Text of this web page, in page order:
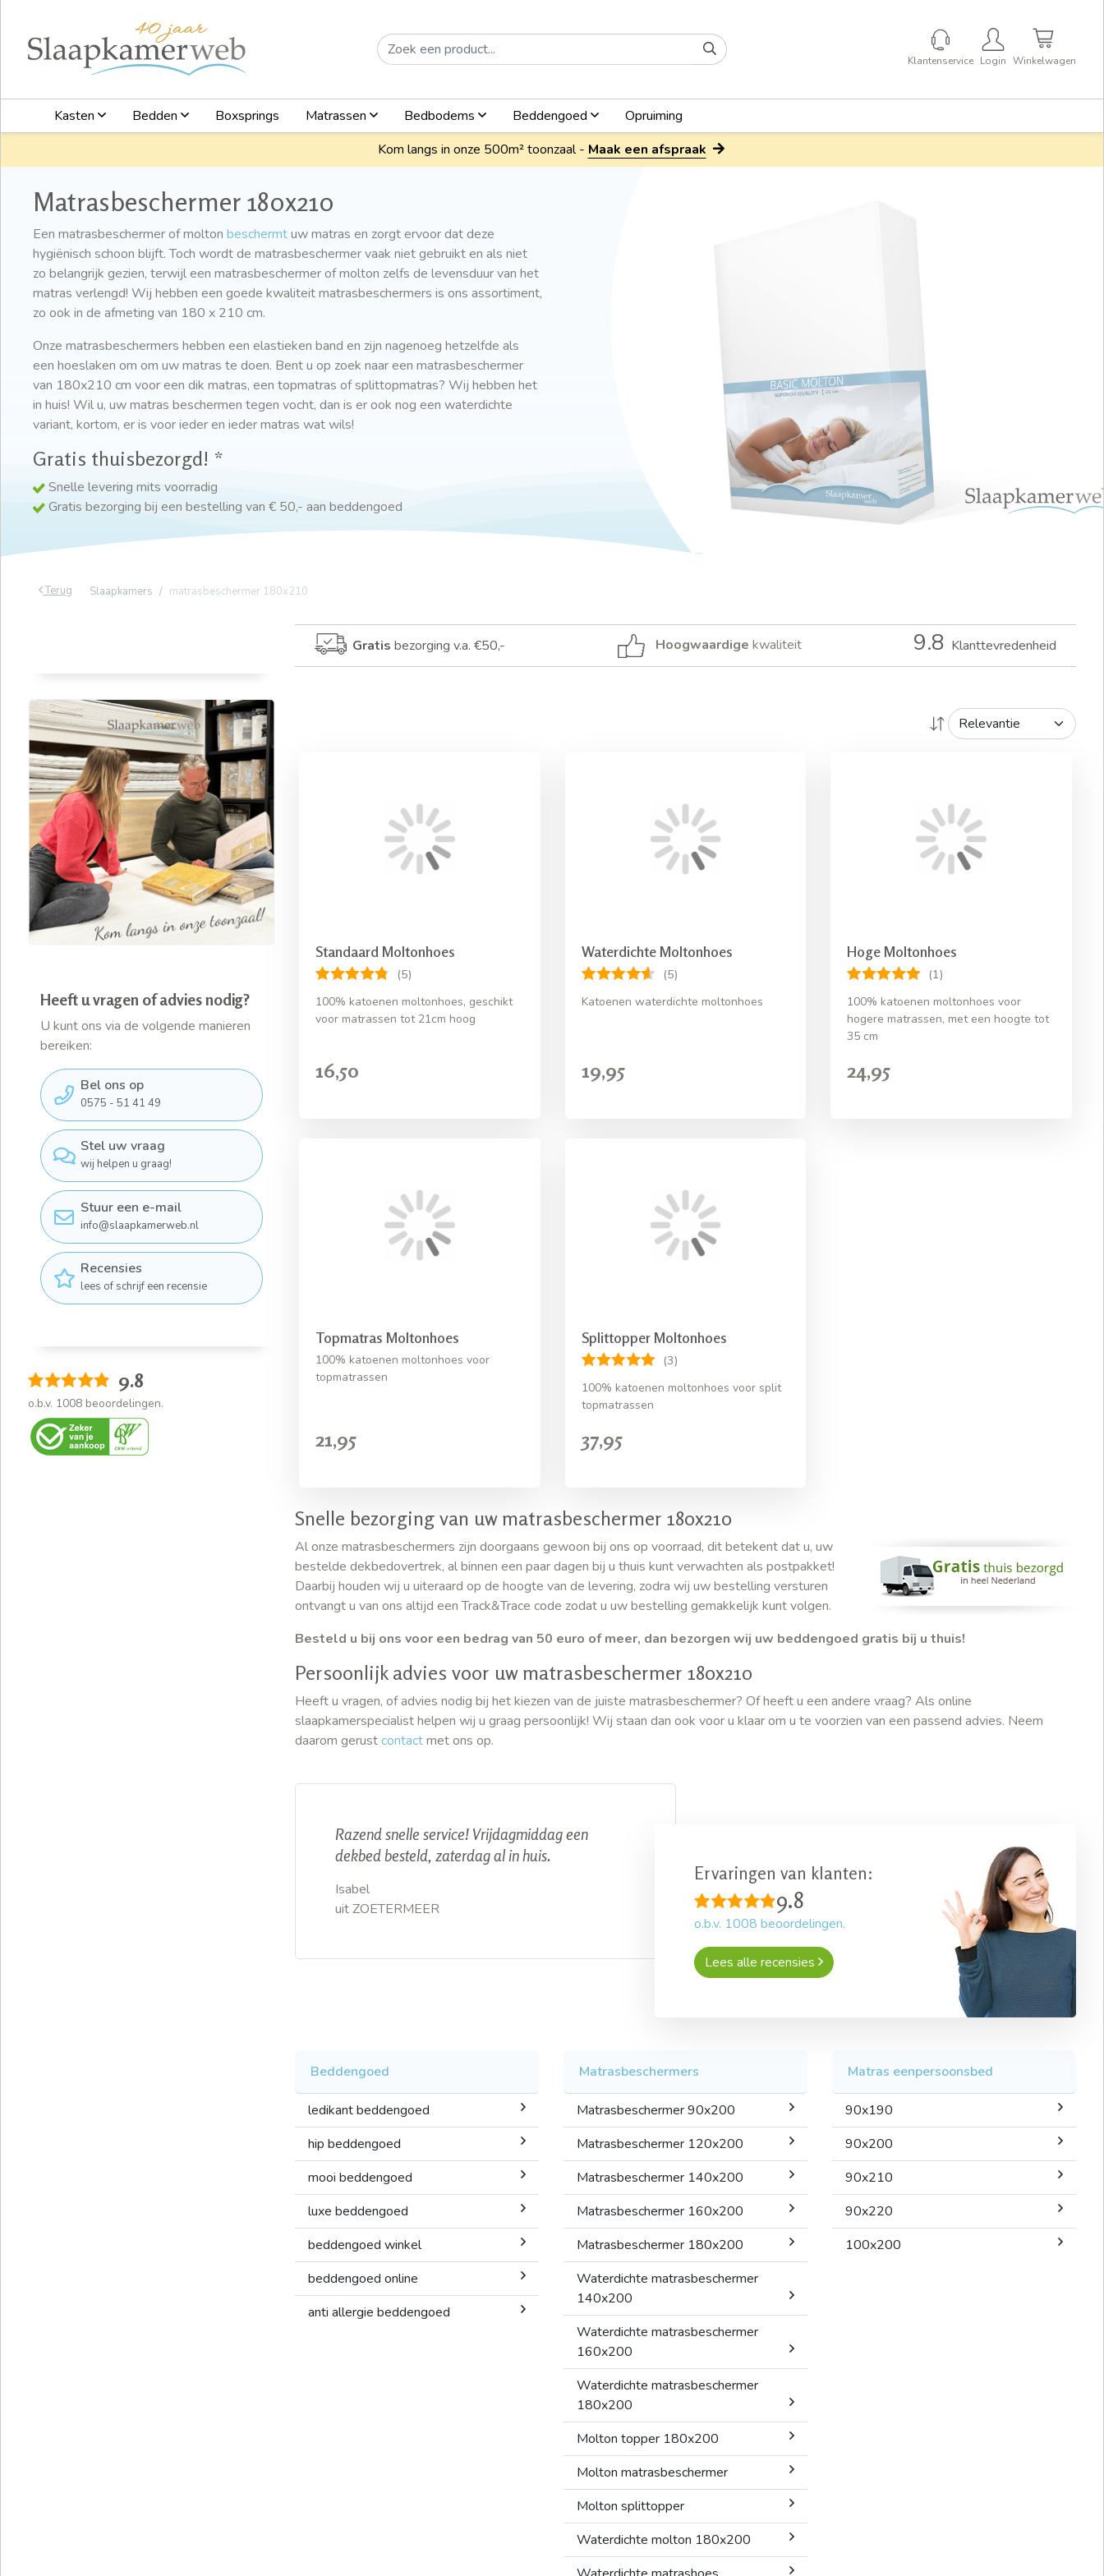
Klantenservice Login Winkelwagen
Kasten Bedden Boxsprings Matrassen Bedbodems Beddengoed
Opruiming
Kom langs in onze 500m² toonzaal - Maak een afspraak
Matrasbeschermer 180x210
Een matrasbeschermer of molton beschermtuw matras en zorgt ervoor dat deze
hygiënisch schoon blijft. Toch wordt de matrasbeschermer vaak niet gebruikt en als niet
zo belangrijk gezien, terwijl een matrasbeschermer of molton zelfs de levensduur van het
matras verlengd! Wij hebben een goede kwaliteit matrasbeschermers is ons assortiment,
zo ook in de afmeting van 180 x 210 cm.
Onze matrasbeschermers hebben een elastieken band en zijn nagenoeg hetzelfde als
een hoeslaken om om uw matras te doen. Bent u op zoek naar een matrasbeschermer
van 180x210 cm voor een dik matras, een topmatras of splittopmatras? Wij hebben het
in huis! Wil u, uw matras beschermen tegen vocht, dan is er ook nog een waterdichte
variant, kortom, er is voor ieder en ieder matras wat wils!
Gratis thuisbezorgd! *
Snelle levering mits voorradig
Gratis bezorging bij een bestelling van € 50,- aan beddengoed
Terug Slaapkamers matrasbeschermer 180x210
Heeft u vragen of advies nodig?
U kunt ons via de volgende manieren
bereiken:
Bel ons op
0575 - 51 41 49
Stel uw vraag
wij helpen u graag!
Stuur een e-mail
info@slaapkamerweb.nl
Recensies
lees of schrijf een recensie
9.8
o.b.v. 1008 beoordelingen.
Gratis bezorging v.a. €50,- Hoogwaardige kwaliteit 9.8 Klanttevredenheid
Standaard Moltonhoes
(5)
100% katoenen moltonhoes, geschikt
voor matrassen tot 21cm hoog
16,50
Waterdichte Moltonhoes
(5)
Katoenen waterdichte moltonhoes
19,95
Hoge Moltonhoes
(1)
100% katoenen moltonhoes voor
hogere matrassen, met een hoogte tot
35 cm
24,95
Topmatras Moltonhoes
100% katoenen moltonhoes voor
topmatrassen
21,95
Splittopper Moltonhoes
(3)
100% katoenen moltonhoes voor split
topmatrassen
37,95
Snelle bezorging van uw matrasbeschermer 180x210
Al onze matrasbeschermers zijn doorgaans gewoon bij ons op voorraad, dit betekent dat u, uw
bestelde dekbedovertrek, al binnen een paar dagen bij u thuis kunt verwachten als postpakket!
Daarbij houden wij u uiteraard op de hoogte van de levering, zodra wij uw bestelling versturen
ontvangt u van ons altijd een Track&Trace code zodat u uw bestelling gemakkelijk kunt volgen.
Besteld u bij ons voor een bedrag van 50 euro of meer, dan bezorgen wij uw beddengoed gratis bij u thuis!
Persoonlijk advies voor uw matrasbeschermer 180x210
Heeft u vragen, of advies nodig bij het kiezen van de juiste matrasbeschermer? Of heeft u een andere vraag? Als online
slaapkamerspecialist helpen wij u graag persoonlijk! Wij staan dan ook voor u klaar om u te voorzien van een passend advies. Neem
daarom gerustcontactmet ons op.
Razend snelle service! Vrijdagmiddag een
dekbed besteld, zaterdag al in huis.
Isabel
uit ZOETERMEER
Ervaringen van klanten:
9.8
o.b.v. 1008 beoordelingen.
Lees alle recensies
Beddengoed
ledikant beddengoed
hip beddengoed
mooi beddengoed
luxe beddengoed
beddengoed winkel
beddengoed online
anti allergie beddengoed
Matrasbeschermers
Matrasbeschermer 90x200
Matrasbeschermer 120x200
Matrasbeschermer 140x200
Matrasbeschermer 160x200
Matrasbeschermer 180x200
Waterdichte matrasbeschermer
140x200
Waterdichte matrasbeschermer
160x200
Waterdichte matrasbeschermer
180x200
Molton topper 180x200
Molton matrasbeschermer
Molton splittopper
Waterdichte molton 180x200
Matras eenpersoonsbed
90x190
90x200
90x210
90x220
100x200